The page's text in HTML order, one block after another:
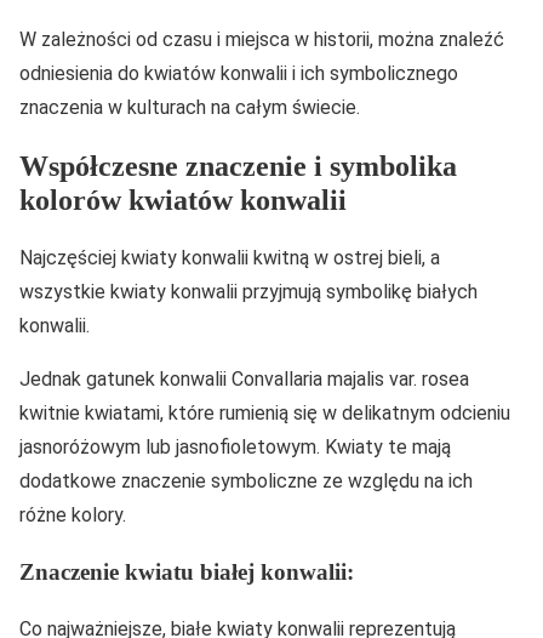
W zależności od czasu i miejsca w historii, można znaleźć
odniesienia do kwiatów konwalii i ich symbolicznego
znaczenia w kulturach na całym świecie.
Współczesne znaczenie i symbolika
kolorów kwiatów konwalii
Najczęściej kwiaty konwalii kwitną w ostrej bieli, a
wszystkie kwiaty konwalii przyjmują symbolikę białych
konwalii.
Jednak gatunek konwalii Convallaria majalis var. rosea
kwitnie kwiatami, które rumienią się w delikatnym odcieniu
jasnoróżowym lub jasnofioletowym. Kwiaty te mają
dodatkowe znaczenie symboliczne ze względu na ich
różne kolory.
Znaczenie kwiatu białej konwalii:
Co najważniejsze, białe kwiaty konwalii reprezentują